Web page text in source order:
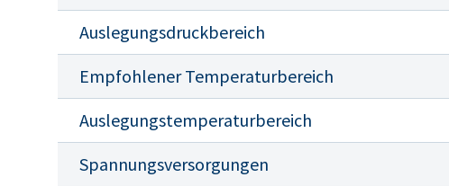
Auslegungsdruckbereich
Empfohlener Temperaturbereich
Auslegungstemperaturbereich
Spannungsversorgungen